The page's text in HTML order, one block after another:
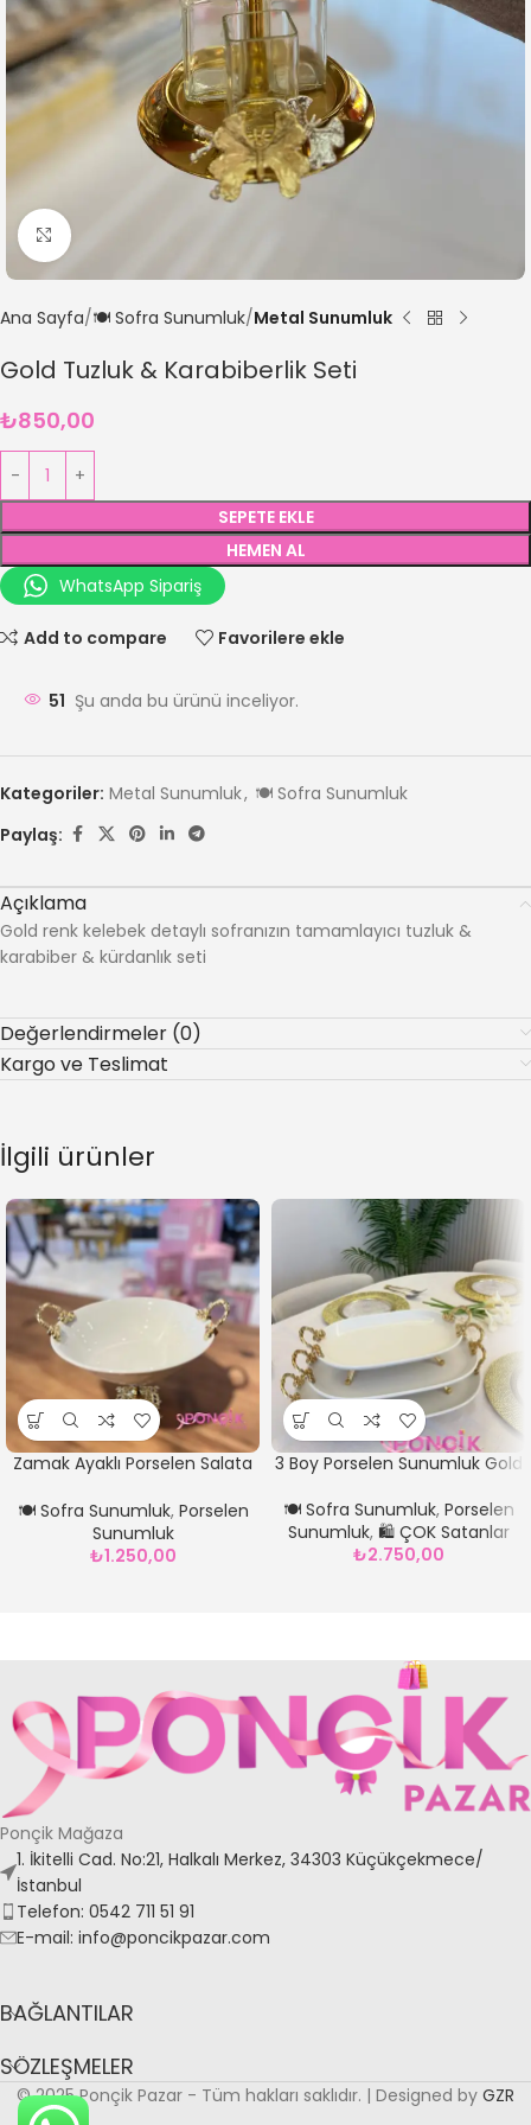
Büyütmek için tıklayın
Ana Sayfa 🍽️ Sofra Sunumluk Metal Sunumluk
Gold Tuzluk & Karabiberlik Seti
₺850,00
SEPETE EKLE
HEMEN AL
WhatsApp Sipariş
Add to compare Favorilere ekle
51 Şu anda bu ürünü inceliyor.
Kategoriler: Metal Sunumluk, 🍽️ Sofra Sunumluk
Paylaş:
Açıklama
Gold renk kelebek detaylı sofranızın tamamlayıcı tuzluk &
karabiber & kürdanlık seti
Değerlendirmeler (0)
Kargo ve Teslimat
İlgili ürünler
Zamak Ayaklı Porselen Salata
🍽️ Sofra Sunumluk, Porselen
Sunumluk
₺1.250,00
3 Boy Porselen Sunumluk Gold
🍽️ Sofra Sunumluk, Porselen
Sunumluk, 🛍️ ÇOK Satanlar
₺2.750,00
Ponçik Mağaza
1. İkitelli Cad. No:21, Halkalı Merkez, 34303 Küçükçekmece/
İstanbul
Telefon: 0542 711 51 91
E-mail: info@poncikpazar.com
BAĞLANTILAR
SÖZLEŞMELER
© 2025 Ponçik Pazar - Tüm hakları saklıdır. | Designed by GZR